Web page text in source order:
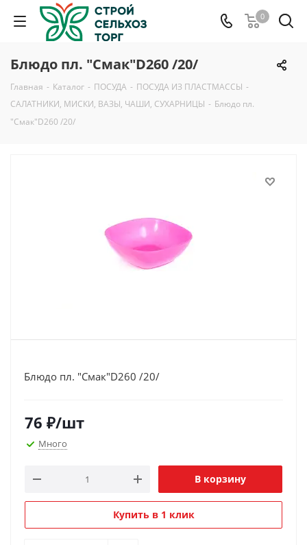
0
Блюдо пл. "Смак"D260 /20/
Главная - Каталог - ПОСУДА - ПОСУДА ИЗ ПЛАСТМАССЫ -
САЛАТНИКИ, МИСКИ, ВАЗЫ, ЧАШИ, СУХАРНИЦЫ - Блюдо пл.
"Смак"D260 /20/
Блюдо пл. "Смак"D260 /20/
76 ₽/шт
Много
В корзину
Купить в 1 клик